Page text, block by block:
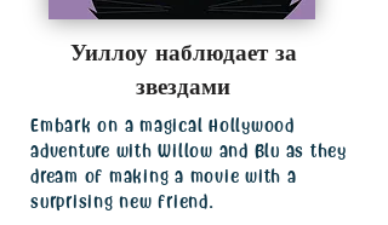
Уиллоу наблюдает за
звездами
Embark on a magical Hollywood
adventure with Willow and Blu as they
dream of making a movie with a
surprising new friend.